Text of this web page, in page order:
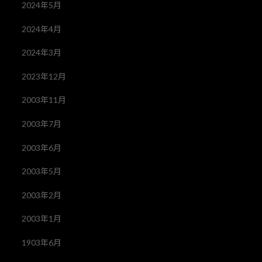
2024年5月
2024年4月
2024年3月
2023年12月
2003年11月
2003年7月
2003年6月
2003年5月
2003年2月
2003年1月
1903年6月